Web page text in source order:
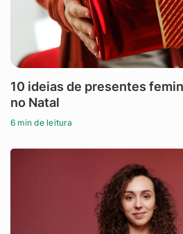
10 ideias de presentes
no Natal
6 min de leitura